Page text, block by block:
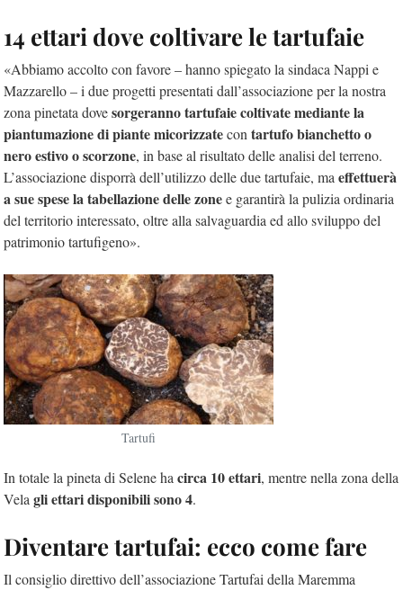
14 ettari dove coltivare le tartufaie
«Abbiamo accolto con favore – hanno spiegato la sindaca Nappi e
Mazzarello – i due progetti presentati dall’associazione per la nostra
zona pinetata dovesorgeranno tartufaie coltivate mediante la
piantumazione di piante micorizzatecontartufo bianchetto o
nero estivo o scorzone, in base al risultato delle analisi del terreno.
L’associazione disporrà dell’utilizzo delle due tartufaie, maeffettuerà
a sue spese la tabellazione delle zonee garantirà la pulizia ordinaria
del territorio interessato, oltre alla salvaguardia ed allo sviluppo del
patrimonio tartufigeno».
Tartufi
In totale la pineta di Selene hacirca 10 ettari, mentre nella zona della
Velagli ettari disponibili sono 4.
Diventare tartufai: ecco come fare
Il consiglio direttivo dell’associazione Tartufai della Maremma